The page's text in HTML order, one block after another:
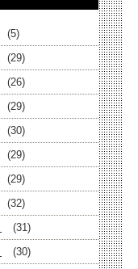
(5)
(29)
(26)
(29)
(30)
(29)
(29)
(32)
(31)
(30)